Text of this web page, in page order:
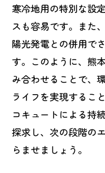
寒冷地用の特別な設
スも容易です。また
陽光発電との併用で
す。このように、熊
み合わせることで、
ライフを実現するこ
コキュートによる持
探求し、次の段階の
らませましょう。